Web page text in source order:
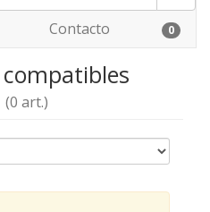
Contacto 0
(0 art.)